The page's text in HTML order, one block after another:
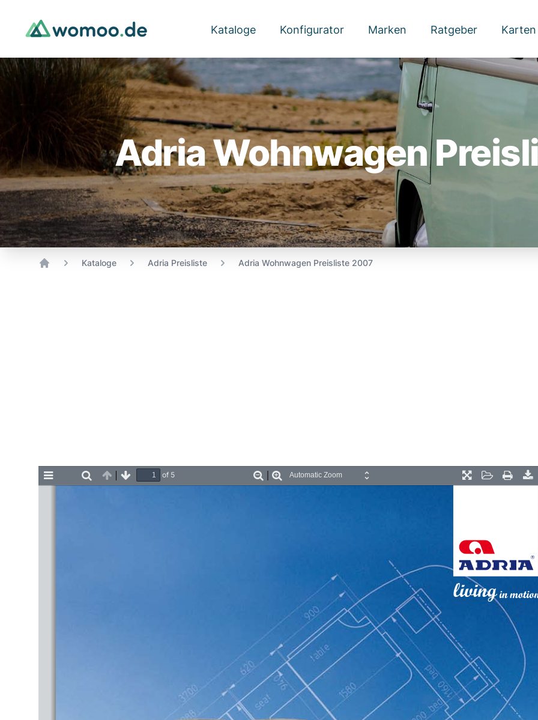
Kataloge Konfigurator Marken Ratgeber Karten
Adria Wohnwagen
Kataloge Adria Preisliste Adria Wohnwagen Preisliste 2007
Find PreviousNext
of 5
Zoom